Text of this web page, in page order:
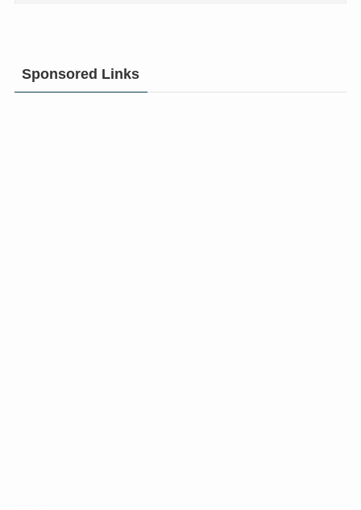
Sponsored Links